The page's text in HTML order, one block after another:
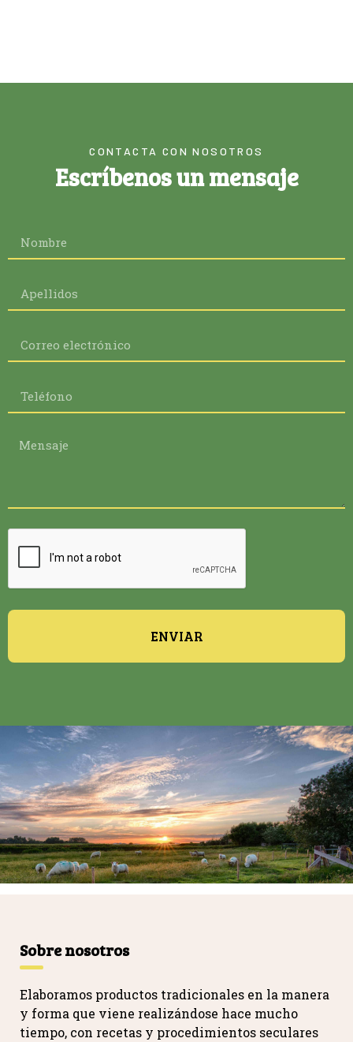
CONTACTA CON NOSOTROS
Escríbenos un mensaje
ENVIAR
Sobre nosotros
Elaboramos productos tradicionales en la manera
y forma que viene realizándose hace mucho
tiempo, con recetas y procedimientos seculares